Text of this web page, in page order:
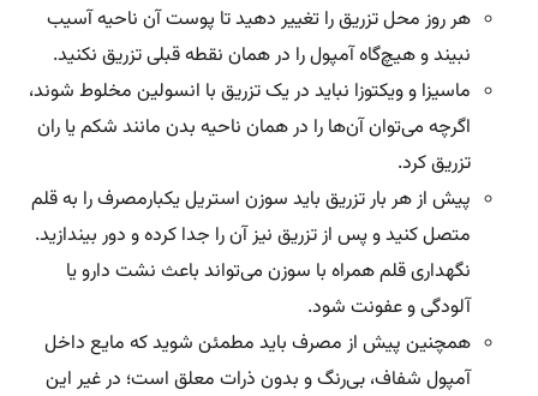
هر روز محل تزریق را تغییر دهید تا پوست آن ناحیه آسیب
نبیند و هیچ‌گاه آمپول را در همان نقطه قبلی تزریق نکنید.
ماسیزا و ویکتوزا نباید در یک تزریق با انسولین مخلوط شوند،
اگرچه می‌توان آن‌ها را در همان ناحیه بدن مانند شکم یا ران
تزریق کرد.
پیش از هر بار تزریق باید سوزن استریل یکبارمصرف را به قلم
متصل کنید و پس از تزریق نیز آن را جدا کرده و دور بیندازید.
نگهداری قلم همراه با سوزن می‌تواند باعث نشت دارو یا
آلودگی و عفونت شود.
همچنین پیش از مصرف باید مطمئن شوید که مایع داخل
آمپول شفاف، بی‌رنگ و بدون ذرات معلق است؛ در غیر این